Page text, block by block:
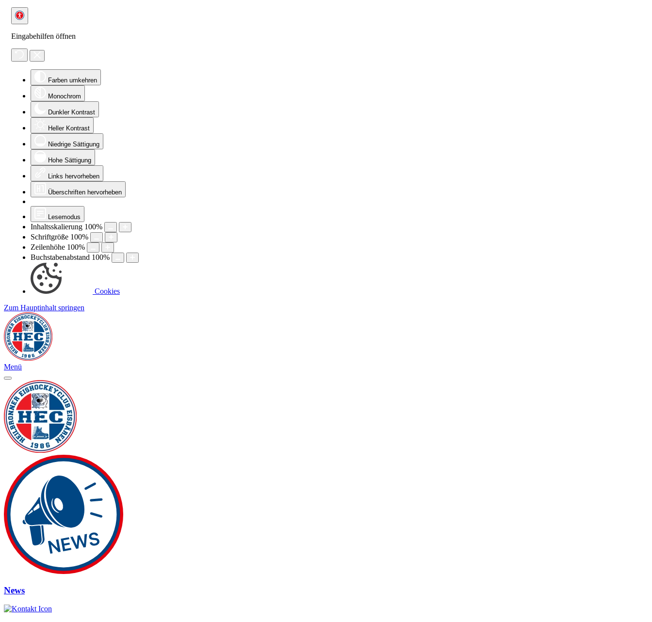
Eingabehilfen öffnen
Farben umkehren
Monochrom
Dunkler Kontrast
Heller Kontrast
Niedrige Sättigung
Hohe Sättigung
Links hervorheben
Überschriften hervorheben
Lesemodus
Inhaltsskalierung 100%
Schriftgröße 100%
Zeilenhöhe 100%
Buchstabenabstand 100%
Cookies
Zum Hauptinhalt springen
Menü
News